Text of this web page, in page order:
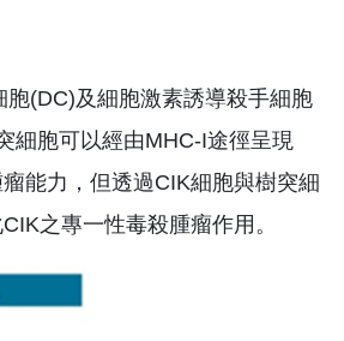
(DC)及細胞激素誘導殺手細胞
細胞可以經由MHC-I途徑呈現
能力，但透過CIK細胞與樹突細
之專一性毒殺腫瘤作用。